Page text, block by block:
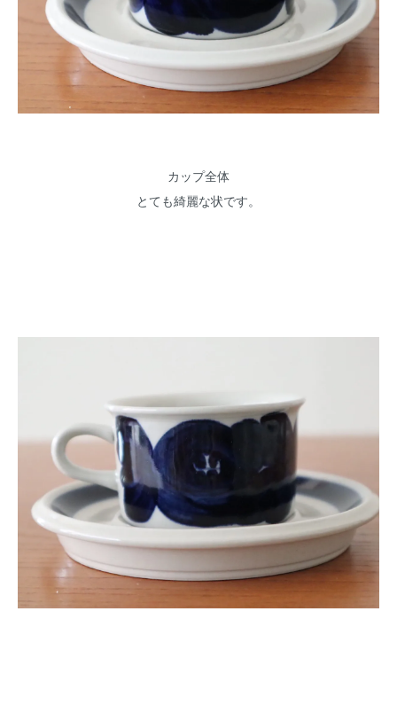
カップ全体
とても綺麗な状です。